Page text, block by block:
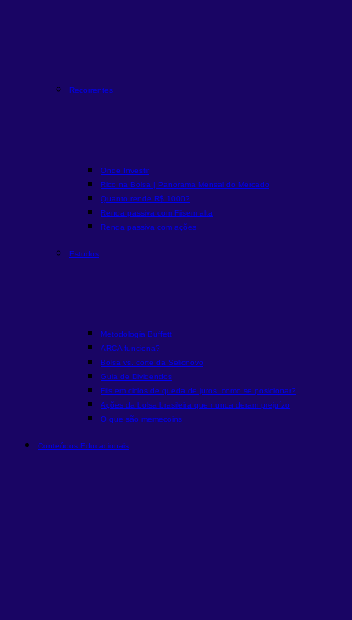
Recorrentes
Onde Investir
Rico na Bolsa | Panorama Mensal do Mercado
Quanto rende R$ 1000?
Renda passiva com Fiisem alta
Renda passiva com ações
Estudos
Metodologia Buffett
ARCA funciona?
Bolsa vs. corte da Selicnovo
Guia de Dividendos
Fiis em ciclos de queda de juros: como se posicionar?
Ações da bolsa brasileira que nunca deram prejuízo
O que são memecoins
Conteúdos Educacionais